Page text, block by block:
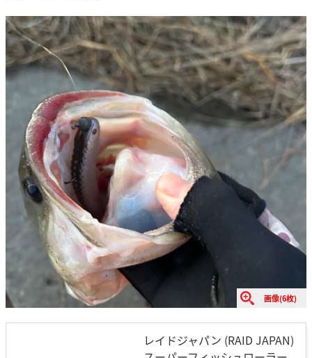
画像(6枚)
レイドジャパン (RAID JAPAN)